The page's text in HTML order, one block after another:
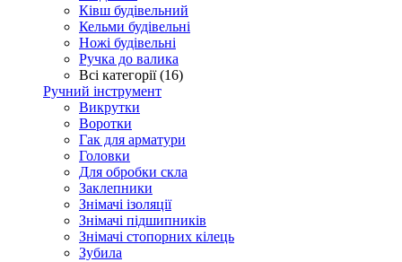
Ківш будівельний
Кельми будівельні
Ножі будівельні
Ручка до валика
Всі категорії (16)
Ручний інструмент
Викрутки
Воротки
Гак для арматури
Головки
Для обробки скла
Заклепники
Знімачі ізоляції
Знімачі підшипників
Знімачі стопорних кілець
Зубила